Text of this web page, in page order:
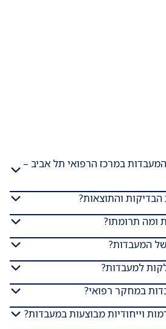
במרכז הרפואי תל אביב –
והתוצאות?
ומה תרומתו?
המעבדות?
למעבדות?
במחקר רפואי?
וייחודיות מבוצעות במעבדות?